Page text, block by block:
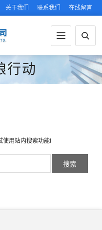
关于我们 联系我们 在线留言
行动
使用站内搜索功能!